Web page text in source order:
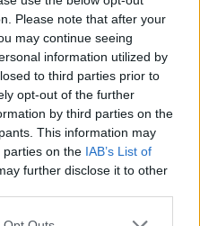
Please note that after your
may continue seeing
information utilized by
to third parties prior to
opt-out of the further
by third parties on the
This information may
parties on the IAB’s List of
further disclose it to other
uses one or more Google
a friss
is!